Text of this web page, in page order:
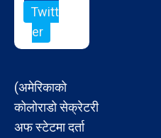
Twitt
er
(अमेरिकाको
कोलोराडो सेक्रेटरी
अफ स्टेटमा दर्ता